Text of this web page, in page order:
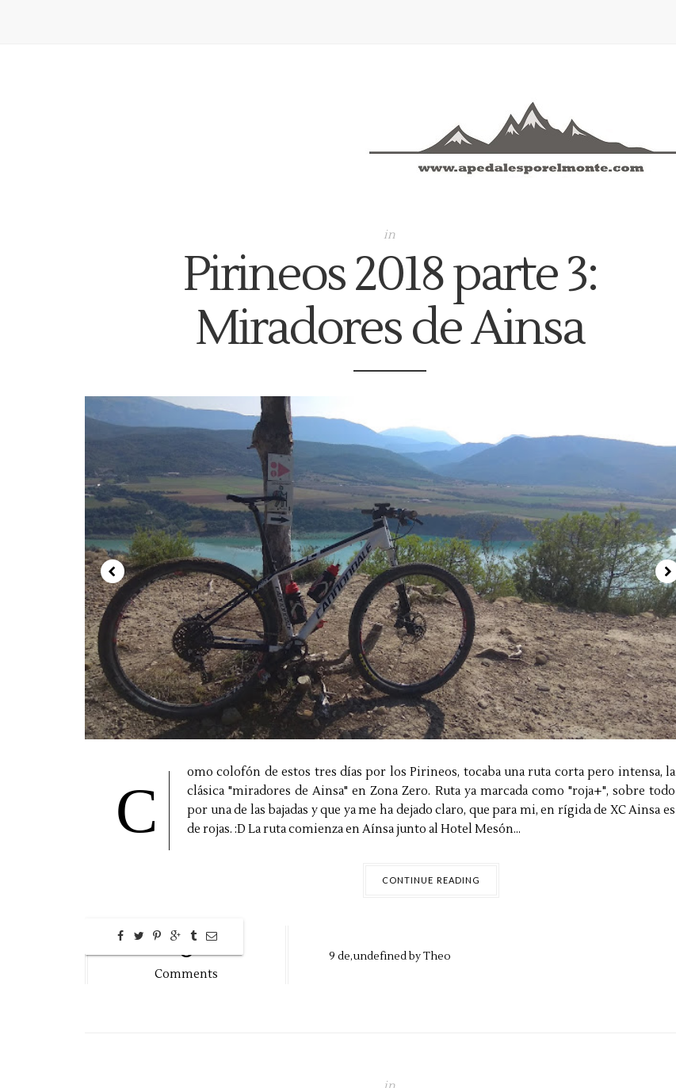
in
Pirineos 2018 parte 3:
Miradores de Ainsa
C
omo colofón de estos tres días por los Pirineos, tocaba una ruta corta pero intensa, la
clásica "miradores de Ainsa" en Zona Zero. Ruta ya marcada como "roja+", sobre todo
por una de las bajadas y que ya me ha dejado claro, que para mi, en rígida de XC Ainsa es
de rojas. :D La ruta comienza en Aínsa junto al Hotel Mesón...
CONTINUE READING
0
Comments
9 de,undefined byTheo